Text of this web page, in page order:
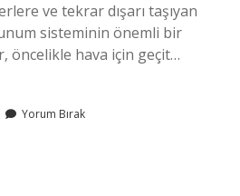
ve tekrar dışarı taşıyan
sisteminin önemli bir
öncelikle hava için geçit…
Yorum Bırak